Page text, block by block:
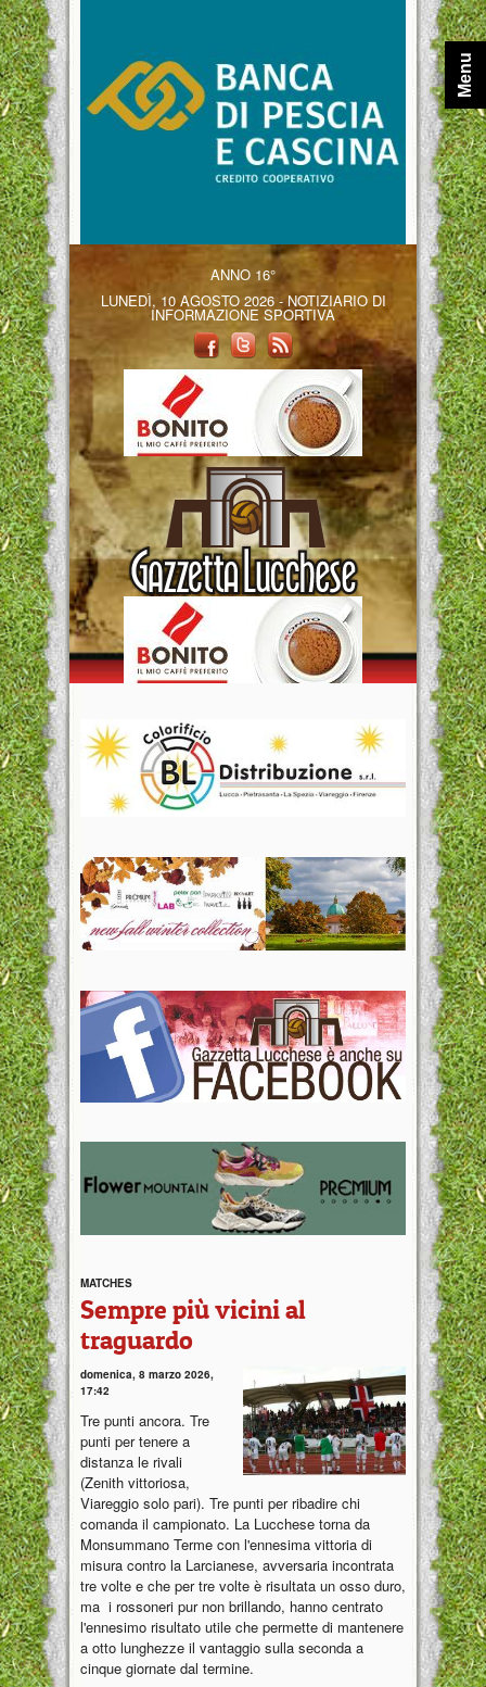
ANNO 16°
LUNEDÌ, 10 AGOSTO 2026 - NOTIZIARIO DI
INFORMAZIONE SPORTIVA
MATCHES
Sempre più vicini al
traguardo
domenica, 8 marzo 2026,
17:42
Tre punti ancora. Tre
punti per tenere a
distanza le rivali
(Zenith vittoriosa,
Viareggio solo pari). Tre punti per ribadire chi
comanda il campionato. La Lucchese torna da
Monsummano Terme con l'ennesima vittoria di
misura contro la Larcianese, avversaria incontrata
tre volte e che per tre volte è risultata un osso duro,
ma i rossoneri pur non brillando, hanno centrato
l'ennesimo risultato utile che permette di mantenere
a otto lunghezze il vantaggio sulla seconda a
cinque giornate dal termine.
Menu